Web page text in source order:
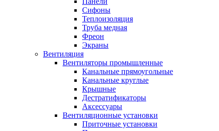
Сифоны
Теплоизоляция
Труба медная
Фреон
Экраны
Вентиляция
Вентиляторы промышленные
Канальные прямоугольные
Канальные круглые
Крышные
Дестратификаторы
Аксессуары
Вентиляционные установки
Приточные установки